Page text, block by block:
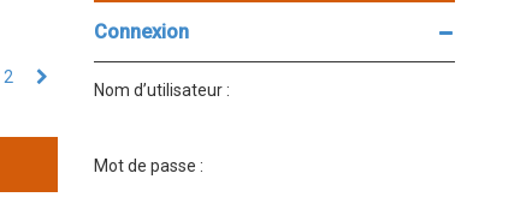
2 Suivant
Connexion
Nom d’utilisateur :
Mot de passe :